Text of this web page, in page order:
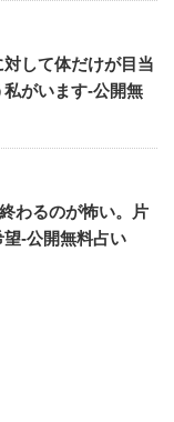
して体だけが目当
がいます-公開無
わるのが怖い。片
-公開無料占い